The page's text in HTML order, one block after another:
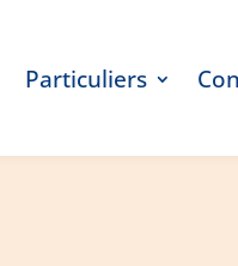
Particuliers